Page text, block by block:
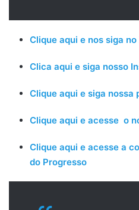
Clique aqui e nos siga no
Clica aqui e siga nosso
Clique aqui e siga nossa
Clique aqui e acesse o
Clique aqui e acesse a
do Progresso